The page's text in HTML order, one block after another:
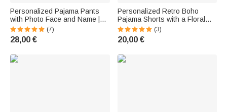
Personalized Pajama Pants
with Photo Face and Name |
Kiss or Heart Motif | Pajama
Pants | Birthday Gift for Family,
Friends, and Couples
(7)
28,00 €
Personalized Retro Boho
Pajama Shorts with a Floral
Pattern and Name – Birthday
Gift for Women
(3)
20,00 €